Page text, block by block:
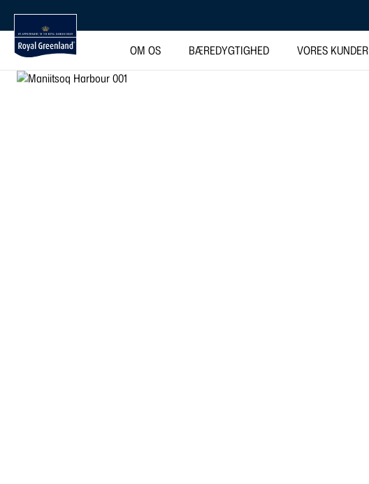
OM OS BÆREDYGTIGHED VORES KUNDER